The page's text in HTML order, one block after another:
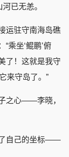
已无恙。
驻守南海岛礁
乘坐‘鲲鹏’俯
了！这就是我守
来守岛了。”
之心——李晓，
自己的坐标——